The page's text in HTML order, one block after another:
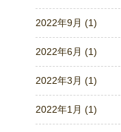
2022年9月 (1)
2022年6月 (1)
2022年3月 (1)
2022年1月 (1)